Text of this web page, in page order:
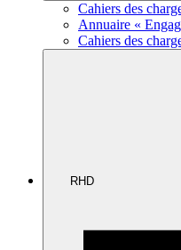
Cahiers des
Annuaire «
Cahiers des
RHD